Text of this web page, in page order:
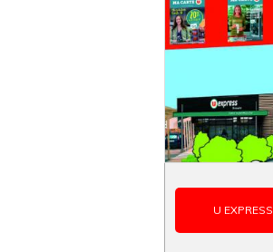
U EXPRESS